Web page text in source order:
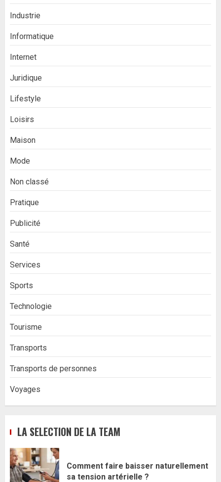
Industrie
Informatique
Internet
Juridique
Lifestyle
Loisirs
Maison
Mode
Non classé
Pratique
Publicité
Santé
Services
Sports
Technologie
Tourisme
Transports
Transports de personnes
Voyages
LA SELECTION DE LA TEAM
Comment faire baisser naturellement
sa tension artérielle ?